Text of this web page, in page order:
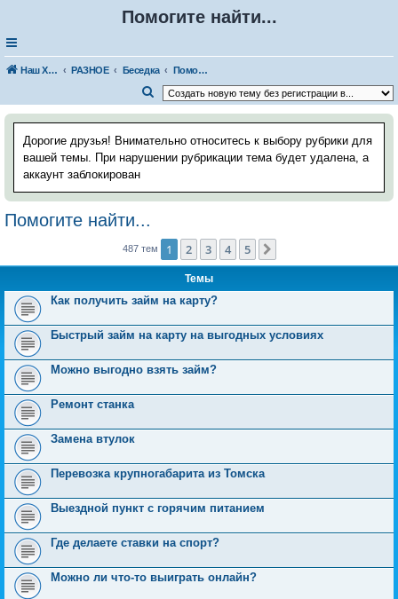
Помогите найти...
Наш Хаус-форум РАЗНОЕ Беседка
Помогите найти...
о
с
Дорогие друзья! Внимательно относитесь к выбору рубрики для
вашей темы. При нарушении рубрикации тема будет удалена, а
аккаунт заблокирован
Помогите найти...
487 тем 1 2 3 4 5
Темы
Как получить займ на карту?
Быстрый займ на карту на выгодных условиях
Можно выгодно взять займ?
Ремонт станка
Замена втулок
Перевозка крупногабарита из Томска
Выездной пункт с горячим питанием
Где делаете ставки на спорт?
Можно ли что-то выиграть онлайн?